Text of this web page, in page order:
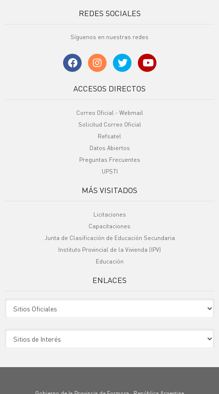
REDES SOCIALES
Síguenos en nuestras redes
ACCESOS DIRECTOS
Correo Oficial - Webmail
Solicitud Correo Oficial
Refsatel
Datos Abiertos
Preguntas Frecuentes
UPSTI
MÁS VISITADOS
Licitaciones
Capacitaciones
Junta de Clasificación de Educación Secundaria
Instituto Provincial de la Vivienda (IPV)
Educación
ENLACES